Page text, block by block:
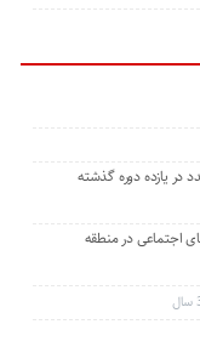
در یازده دوره گذشته
اجتماعی در منطقه